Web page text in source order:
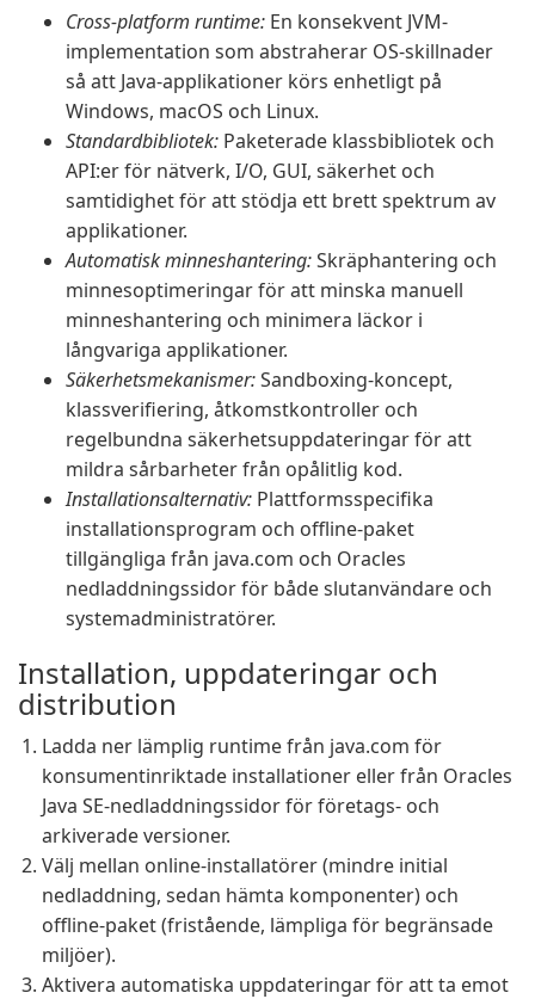
Cross-platform runtime: En konsekvent JVM-
implementation som abstraherar OS-skillnader
så att Java-applikationer körs enhetligt på
Windows, macOS och Linux.
Standardbibliotek: Paketerade klassbibliotek och
API:er för nätverk, I/O, GUI, säkerhet och
samtidighet för att stödja ett brett spektrum av
applikationer.
Automatisk minneshantering:Skräphantering och
minnesoptimeringar för att minska manuell
minneshantering och minimera läckor i
långvariga applikationer.
Säkerhetsmekanismer:Sandboxing-koncept,
klassverifiering, åtkomstkontroller och
regelbundna säkerhetsuppdateringar för att
mildra sårbarheter från opålitlig kod.
Installationsalternativ: Plattformsspecifika
installationsprogram och offline-paket
tillgängliga från java.com och Oracles
nedladdningssidor för både slutanvändare och
systemadministratörer.
Installation, uppdateringar och
distribution
Ladda ner lämplig runtime från java.com för
konsumentinriktade installationer eller från Oracles
Java SE-nedladdningssidor för företags- och
arkiverade versioner.
Välj mellan online-installatörer (mindre initial
nedladdning, sedan hämta komponenter) och
offline-paket (fristående, lämpliga för begränsade
miljöer).
Aktivera automatiska uppdateringar för att ta emot